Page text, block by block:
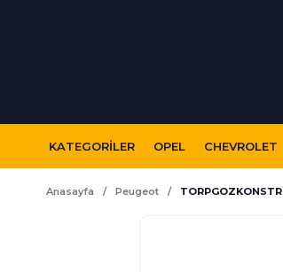
KATEGORILER OPEL CHEVROLET
Anasayfa Peugeot TORPGOZKONSTR